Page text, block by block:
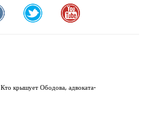
Кто крышует Ободова, адвоката-